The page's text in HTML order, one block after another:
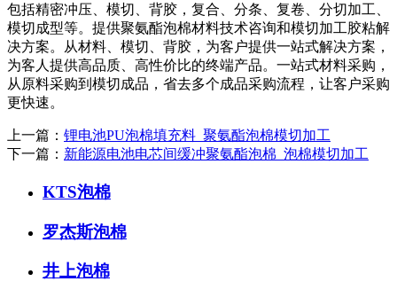
包括精密冲压、模切、背胶，复合、分条、复卷、分切加工、
模切成型等。提供聚氨酯泡棉材料技术咨询和模切加工胶粘解
决方案。从材料、模切、背胶，为客户提供一站式解决方案，
为客人提供高品质、高性价比的终端产品。一站式材料采购，
从原料采购到模切成品，省去多个成品采购流程，让客户采购
更快速。
上一篇： 锂电池PU泡棉填充料_聚氨酯泡棉模切加工
下一篇： 新能源电池电芯间缓冲聚氨酯泡棉_泡棉模切加工
KTS泡棉
罗杰斯泡棉
井上泡棉